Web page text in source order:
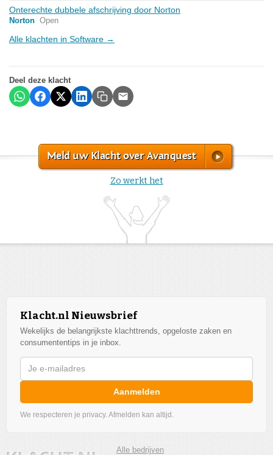
Onterechte dubbele afschrijving door Norton
Norton Open
Alle klachten in Software →
Deel deze klacht
Meld uw Klacht over Avanquest
Zo werkt het
Klacht.nl Nieuwsbrief
Wekelijks de belangrijkste klachttrends, opgeloste zaken en
consumententips in je inbox.
Aanmelden
We respecteren je privacy. Afmelden kan altijd.
Alle bedrijven